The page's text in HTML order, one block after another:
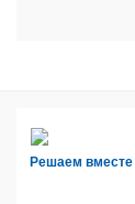
Решаем вместе